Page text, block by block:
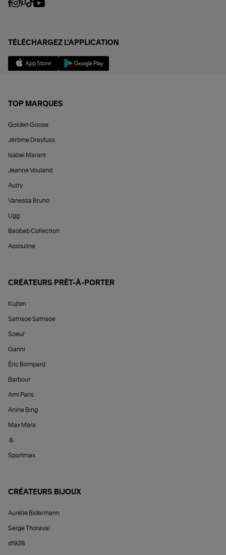
TÉLÉCHARGEZ L'APPLICATION
TOP MARQUES
Golden Goose
Jérôme Dreyfuss
Isabel Marant
Jeanne Vouland
Autry
Vanessa Bruno
Ugg
Baobab Collection
Assouline
CRÉATEURS PRÊT-À-PORTER
Kujten
Samsoe Samsoe
Soeur
Ganni
Éric Bompard
Barbour
Ami Paris
Anine Bing
Max Mara
&
Sportmax
CRÉATEURS BIJOUX
Aurélie Bidermann
Serge Thoraval
d1928